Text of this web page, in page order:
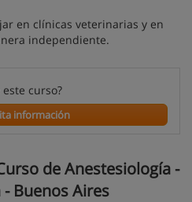
en clínicas veterinarias y en
independiente.
curso?
información
de Anestesiología -
- Buenos Aires